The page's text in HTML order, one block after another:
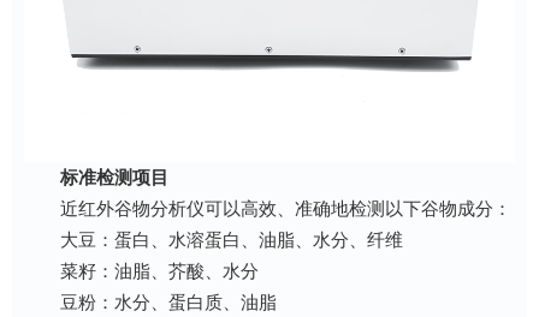
标准检测项目
近红外谷物分析仪可以高效、准确地检测以下谷物成分：
大豆：蛋白、水溶蛋白、油脂、水分、纤维
菜籽：油脂、芥酸、水分
豆粉：水分、蛋白质、油脂